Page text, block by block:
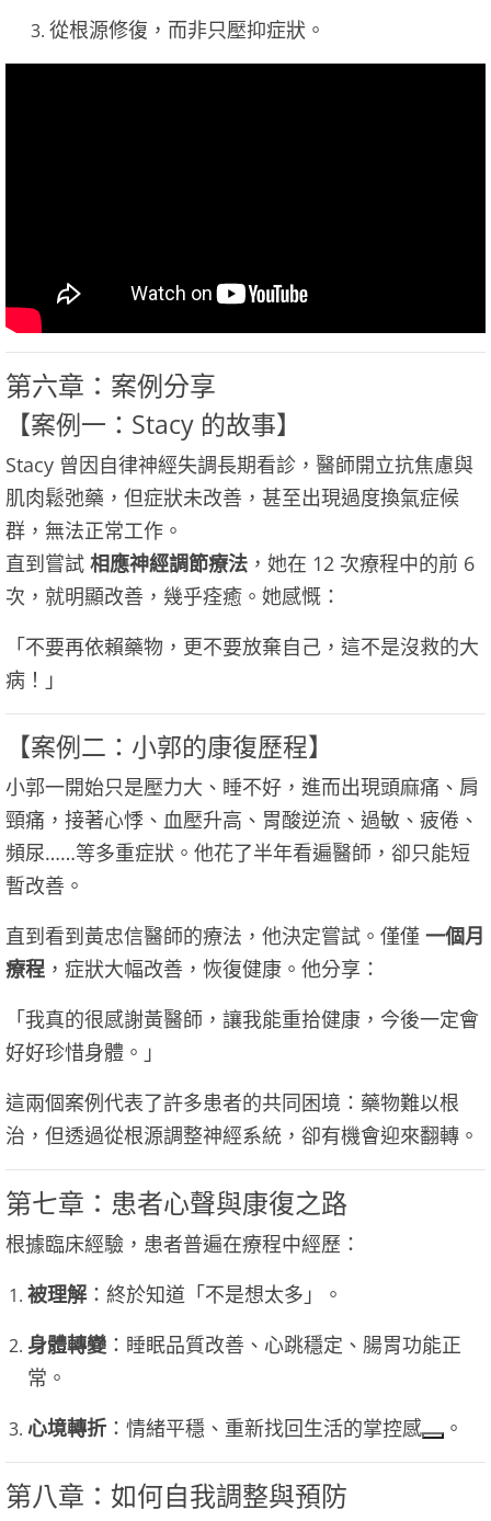
從根源修復，而非只壓抑症狀。
第六章：案例分享
【案例一：Stacy 的故事】
Stacy 曾因自律神經失調長期看診，醫師開立抗焦慮與
肌肉鬆弛藥，但症狀未改善，甚至出現過度換氣症候
群，無法正常工作。
直到嘗試 相應神經調節療法 ，她在 12 次療程中的前 6
次，就明顯改善，幾乎痊癒。她感慨：
「不要再依賴藥物，更不要放棄自己，這不是沒救的大
病！」
【案例二：小郭的康復歷程】
小郭一開始只是壓力大、睡不好，進而出現頭麻痛、肩
頸痛，接著心悸、血壓升高、胃酸逆流、過敏、疲倦、
頻尿……等多重症狀。他花了半年看遍醫師，卻只能短
暫改善。
直到看到黃忠信醫師的療法，他決定嘗試。僅僅 一個月
療程 ，症狀大幅改善，恢復健康。他分享：
「我真的很感謝黃醫師，讓我能重拾健康，今後一定會
好好珍惜身體。」
這兩個案例代表了許多患者的共同困境：藥物難以根
治，但透過從根源調整神經系統，卻有機會迎來翻轉。
第七章：患者心聲與康復之路
根據臨床經驗，患者普遍在療程中經歷：
被理解 ：終於知道「不是想太多」。
身體轉變 ：睡眠品質改善、心跳穩定、腸胃功能正
常。
心境轉折 ：情緒平穩、重新找回生活的掌控感 。
第八章：如何自我調整與預防